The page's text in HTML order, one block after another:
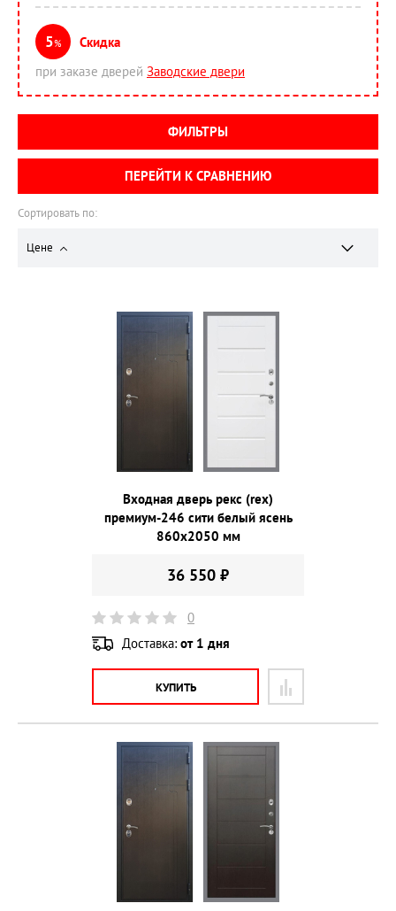
Сортировать по:
Цене
Входная дверь рекс (rex)
премиум-246 сити белый ясень
860х2050 мм
36 550 ₽
0
Доставка: от 1 дня
КУПИТЬ
5%
Скидка
при заказе дверей Заводские двери
ФИЛЬТРЫ
ПЕРЕЙТИ К СРАВНЕНИЮ